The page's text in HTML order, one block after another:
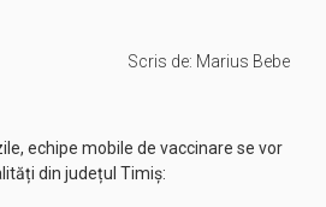
Scris de: Marius Bebe
echipe mobile de vaccinare se vor
din județul Timiș: